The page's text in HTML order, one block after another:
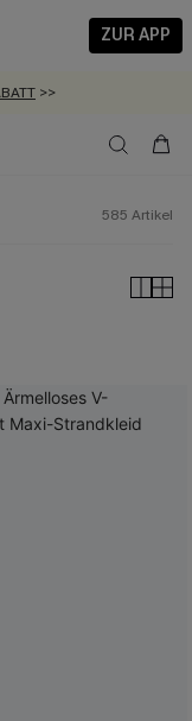
ZUR APP
ARTIKEL >>
ERHALTEN
€
585 Artikel